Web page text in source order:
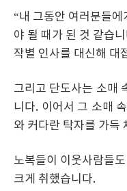
“내 그동안 여러분들
야 될 때가 된 것 같습
작별 인사를 대신해 대
그리고 단도사는 소매
니다. 이어서 그 소매
와 커다란 탁자를 가득
노복들이 이웃사람들
크게 취했습니다.